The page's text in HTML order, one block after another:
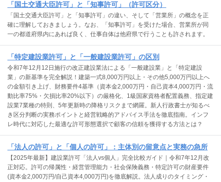
「国土交通大臣許可」と「知事許可」（許可区分）
「国土交通大臣許可」と「知事許可」の違い、そして「営業所」の概念を正
確に理解しておきましょう。なお、「知事許可」を受けた場合、営業所が同
一の都道府県内にあれば良く、仕事自体は他府県で行うことも許されます。
「特定建設業許可」と「一般建設業許可」の区別
令和7年12月12日施行の改正建設業法による「一般建設業」と「特定建設
業」の新基準を完全解説！建築一式8,000万円以上・その他5,000万円以上へ
の金額引き上げ、財務要件4基準（資本金2,000万円・自己資本4,000万円・流
動比率75%・欠損比率20%以下）の厳格化、1級国家資格者配置義務、指定建
設業7業種の特則、5年更新時の降格リスクまで網羅。新人行政書士が知るべ
き区分判断の実務ポイントと経営戦略的アドバイス手法を徹底指南。インフ
レ時代に対応した最適な許可形態選択で顧客の信頼を獲得する方法とは？
「法人の許可」と「個人の許可」：主体別の留意点と実務の急所
【2025年最新】建設業許可「法人vs個人」完全比較ガイド｜令和7年12月改
正対応。許可の帰属性・経営管理能力・社会保険義務・特定許可の財産要件
(資本金2,000万円/自己資本4,000万円)を徹底解説。法人成りのタイミング・